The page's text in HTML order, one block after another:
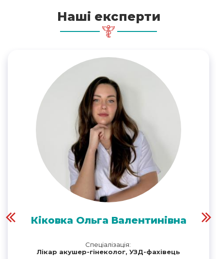
Наші експерти
Кіковка Ольга Валентинівна
Спеціалізація:
Лікар акушер-гінеколог, УЗД-фахівець